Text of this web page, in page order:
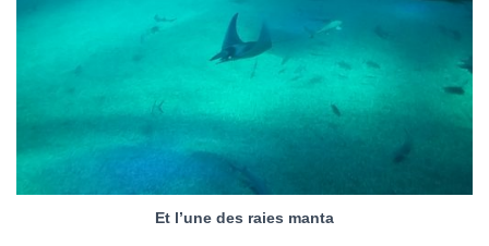
Et l’une des raies manta